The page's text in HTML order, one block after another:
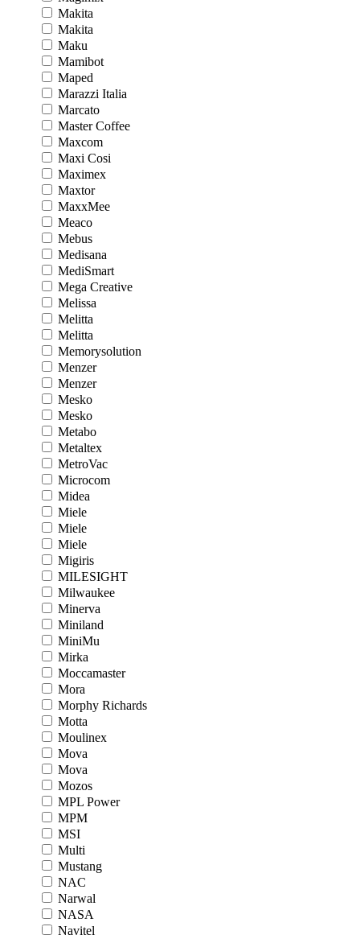
Makita
Makita
Maku
Mamibot
Maped
Marazzi Italia
Marcato
Master Coffee
Maxcom
Maxi Cosi
Maximex
Maxtor
MaxxMee
Meaco
Mebus
Medisana
MediSmart
Mega Creative
Melissa
Melitta
Melitta
Memorysolution
Menzer
Menzer
Mesko
Mesko
Metabo
Metaltex
MetroVac
Microcom
Midea
Miele
Miele
Miele
Migiris
MILESIGHT
Milwaukee
Minerva
Miniland
MiniMu
Mirka
Moccamaster
Mora
Morphy Richards
Motta
Moulinex
Mova
Mova
Mozos
MPL Power
MPM
MSI
Multi
Mustang
NAC
Narwal
NASA
Navitel